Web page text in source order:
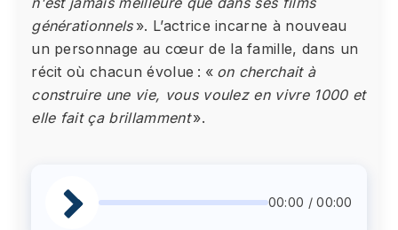
générationnels». L’actrice incarne à nouveau
un personnage au cœur de la famille, dans un
récit où chacun évolue : « on cherchait à
construire une vie, vous voulez en vivre 1000 et
elle fait ça brillamment».
00:00 / 00:00